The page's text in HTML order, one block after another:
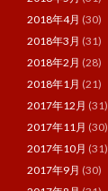
2018年4月 (30)
2018年3月 (31)
2018年2月 (28)
2018年1月 (21)
2017年12月 (31)
2017年11月 (30)
2017年10月 (31)
2017年9月 (30)